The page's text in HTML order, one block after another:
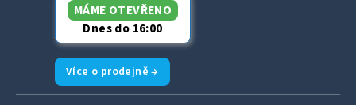
MÁME OTEVŘENO
Dnes do 16:00
Více o prodejně →